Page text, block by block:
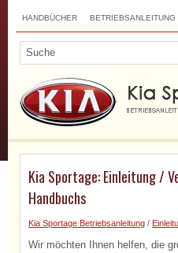
HANDBÜCHER BETRIEBSANLEITUNG
Kia Sportage: Einleitung /
Handbuchs
Kia Sportage Betriebsanleitung /
Wir möchten Ihnen helfen, die